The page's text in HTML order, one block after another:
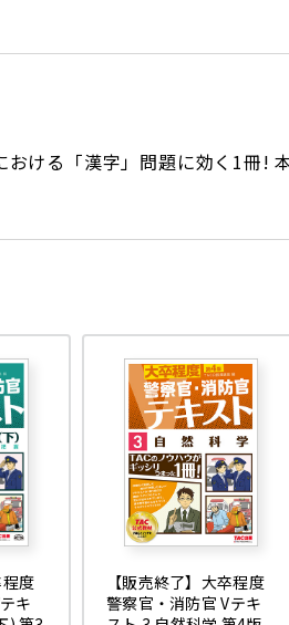
ける「漢字」問題に効く1冊!
程度
キ
【販売終了】大卒程度
警察官・消防官 Vテキ